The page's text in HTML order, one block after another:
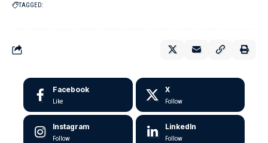
TAGGED:
Facebook
Like
X
Follow
Instagram
Follow
LinkedIn
Follow